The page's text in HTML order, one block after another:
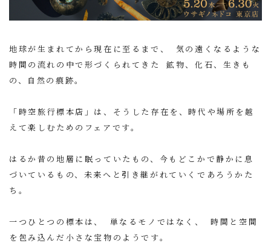
地球が生まれてから現在に至るまで、 気の遠くなるような
時間の流れの中で形づくられてきた 鉱物、化石、生きも
の、自然の痕跡。
「時空旅行標本店」は、そうした存在を、時代や場所を越
えて楽しむためのフェアです。
はるか昔の地層に眠っていたもの、今もどこかで静かに息
づいているもの、未来へと引き継がれていくであろうかた
ち。
一つひとつの標本は、 単なるモノではなく、 時間と空間
を包み込んだ小さな宝物のようです。